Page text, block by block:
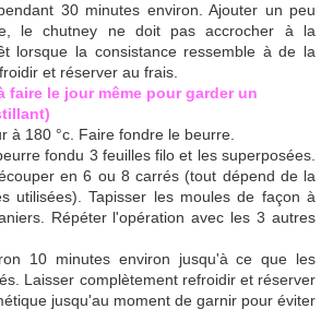
30 minutes environ. Ajouter un peu
le chutney ne doit pas accrocher à la
lorsque la consistance ressemble à de la
et réserver au frais.
faire le jour même pour garder un
à 180 °c. Faire fondre le beurre.
fondu 3 feuilles filo et les superposées.
en 6 ou 8 carrés (tout dépend de la
utilisées). Tapisser les moules de façon à
Répéter l'opération avec les 3 autres
10 minutes environ jusqu'à ce que les
Laisser complètement refroidir et réserver
jusqu'au moment de garnir pour éviter